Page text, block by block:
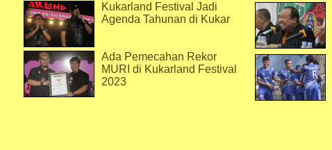
Kukarland Festival Jadi
Agenda Tahunan di Kukar
Ada Pemecahan Rekor
MURI di Kukarland Festival
2023